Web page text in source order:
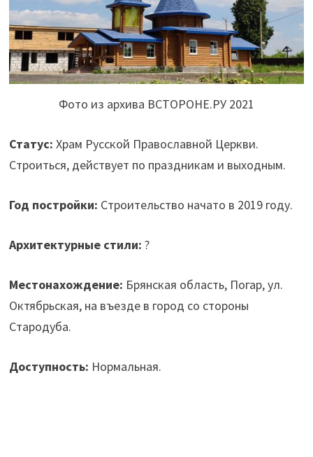
Фото из архива ВСТОРОНЕ.РУ 2021
Статус: Храм Русской Православной Церкви.
Строиться, действует по праздникам и выходным.
Год постройки: Строительство начато в 2019 году.
Архитектурные стили: ?
Местонахождение: Брянская область, Погар, ул.
Октябрьская, на въезде в город со стороны
Стародуба.
Доступность: Нормальная.